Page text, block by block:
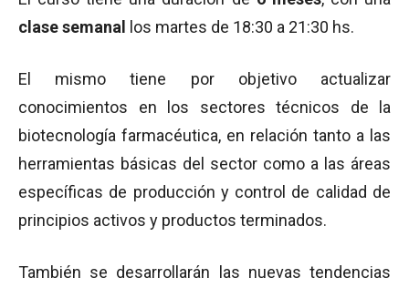
clase semanal
los martes de 18:30 a 21:30 hs.
El mismo tiene por objetivo actualizar
conocimientos en los sectores técnicos de la
biotecnología farmacéutica, en relación tanto a las
herramientas básicas del sector como a las áreas
específicas de producción y control de calidad de
principios activos y productos terminados.
También se desarrollarán las nuevas tendencias